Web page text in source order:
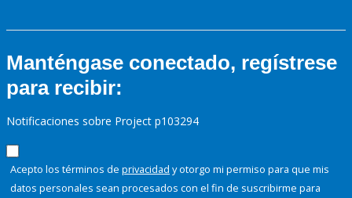
Manténgase conectado, regístrese
para recibir:
Notificaciones sobre Project p103294
Acepto los términos de privacidad y otorgo mi permiso para que mis
datos personales sean procesados con el fin de suscribirme para